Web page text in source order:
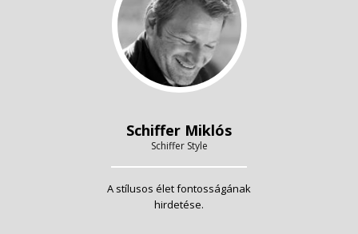
Schiffer Miklós
Schiffer Style
A stílusos élet fontosságának
hirdetése.